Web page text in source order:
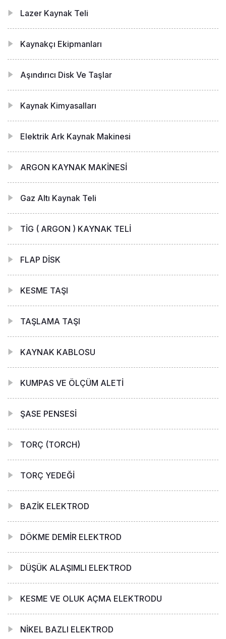
Lazer Kaynak Teli
Kaynakçı Ekipmanları
Aşındırıcı Disk Ve Taşlar
Kaynak Kimyasalları
Elektrik Ark Kaynak Makinesi
ARGON KAYNAK MAKİNESİ
Gaz Altı Kaynak Teli
TİG ( ARGON ) KAYNAK TELİ
FLAP DİSK
KESME TAŞI
TAŞLAMA TAŞI
KAYNAK KABLOSU
KUMPAS VE ÖLÇÜM ALETİ
ŞASE PENSESİ
TORÇ (TORCH)
TORÇ YEDEĞİ
BAZİK ELEKTROD
DÖKME DEMİR ELEKTROD
DÜŞÜK ALAŞIMLI ELEKTROD
KESME VE OLUK AÇMA ELEKTRODU
NİKEL BAZLI ELEKTROD